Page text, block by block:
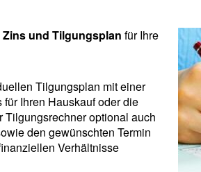
Zins und Tilgungsplan für Ihre
Tilgungsplan mit einer
Ihren Hauskauf oder die
optional auch
den gewünschten Termin
Verhältnisse